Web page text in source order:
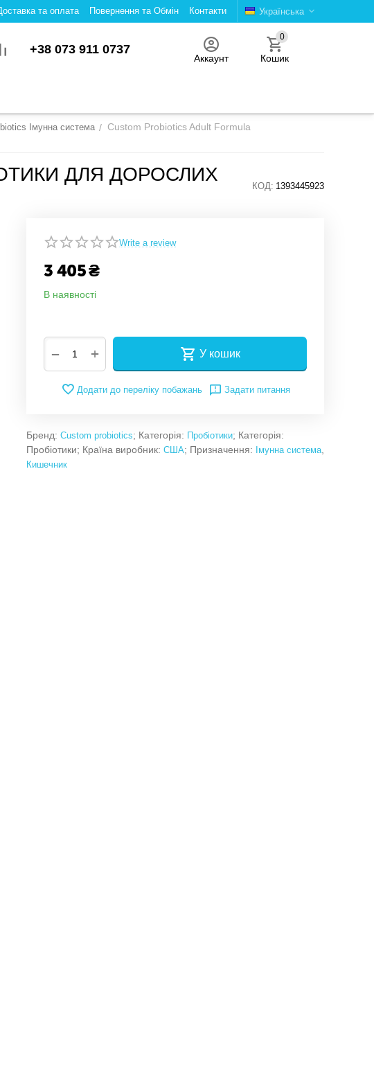
Українська
та оплата Повернення та Обмін Контакти
+38 073 911 0737
Аккаунт
0
Кошик
Імунна система / Custom Probiotics Adult Formula
ДЛЯ ДОРОСЛИХ
КОД: 1393445923
Write a review
3 405₴
В наявності
+
− У кошик
Додати до переліку побажань Задати питання
Бренд: Custom probiotics; Категорія: Пробіотики; Категорія:
Пробіотики; Країна виробник: США; Призначення: Імунна система
Кишечник